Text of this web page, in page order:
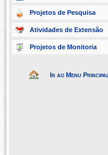
Projetos de Pesquisa
Atividades de Extensão
Projetos de Monitoria
Ir ao Menu Principal